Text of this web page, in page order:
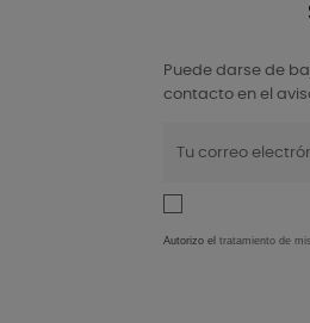
Puede darse de
contacto en el
Autorizo el tratamiento de